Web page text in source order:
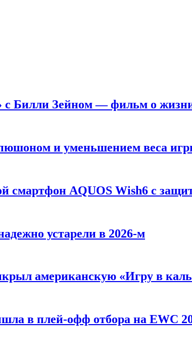
Билли Зейном — фильм о жизни
и уменьшением веса
смартфон AQUOS Wish6 с
устарели в 2026-м
американскую «Игру в
в плей-офф отбора на EWC